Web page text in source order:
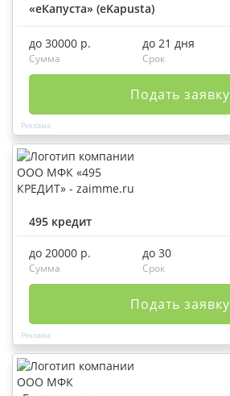
«еКапуста» (eKapusta)
до 30000 р.
Сумма
до 21 дня
Срок
Подать заявку
495 кредит
до 20000 р.
Сумма
до 30
Срок
Подать заявку